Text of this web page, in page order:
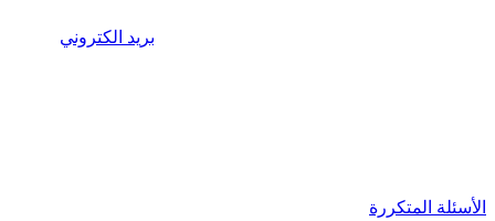
بريد الكتروني
الأسئلة المتكررة